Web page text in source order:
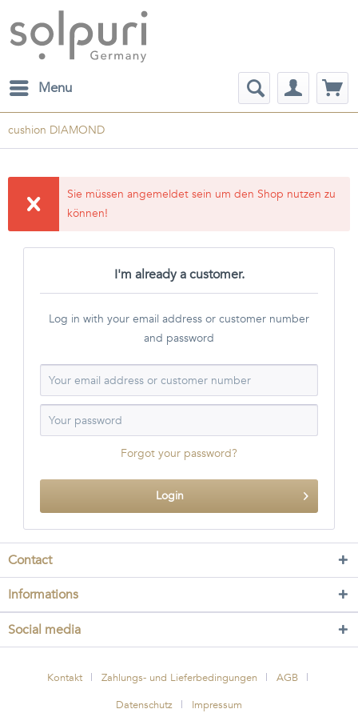
Menu
cushion DIAMOND
Sie müssen angemeldet sein um den Shop nutzen zu
können!
I'm already a customer.
Log in with your email address or customer number
and password
Forgot your password?
Login
Contact
Informations
Social media
Kontakt Zahlungs- und Lieferbedingungen
AGB
Datenschutz
Impressum